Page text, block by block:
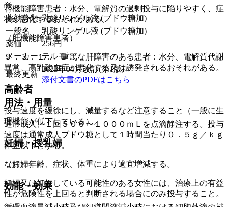
腎機能障害患者：水分、電解質の過剰投与に陥りやすく、症
状が悪化するおそれがある。
（肝機能障害患者）
９．３．１． 重篤な肝障害のある患者：水分、電解質代謝
異常、高乳酸血症が悪化する又は誘発されるおそれがある。
高齢者
投与速度を緩徐にし、減量するなど注意すること（一般に生
理機能が低下している）。
妊婦・授乳婦
（妊婦）
妊婦又は妊娠している可能性のある女性には、治療上の有益
性が危険性を上回ると判断される場合にのみ投与すること。
覚
薬効分類 乳酸リンゲル液 (ブドウ糖加)
一般名
乳酸リンゲル液 (ブドウ糖加)
薬価
256円
メーカー テルモ
最終更新
2023年04月改訂(第1版)
添付文書のPDFはこちら
用法・用量
通常成人、１回５００〜１０００ｍＬを点滴静注する。投与
速度は通常成人ブドウ糖として１時間当たり０．５ｇ／ｋｇ
体重以下とする。
なお、年齢、症状、体重により適宜増減する。
効能・効果